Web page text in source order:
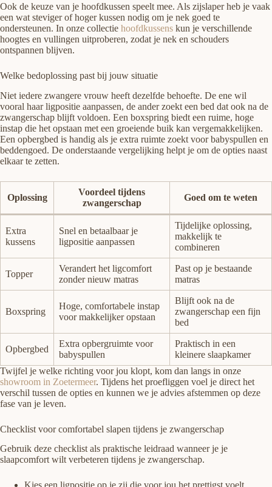
Ook de keuze van je hoofdkussen speelt mee. Als zijslaper heb je vaak
een wat steviger of hoger kussen nodig om je nek goed te
ondersteunen. In onze collectie hoofdkussens kun je verschillende
hoogtes en vullingen uitproberen, zodat je nek en schouders
ontspannen blijven.
Welke bedoplossing past bij jouw situatie
Niet iedere zwangere vrouw heeft dezelfde behoefte. De ene wil
vooral haar ligpositie aanpassen, de ander zoekt een bed dat ook na de
zwangerschap blijft voldoen. Een boxspring biedt een ruime, hoge
instap die het opstaan met een groeiende buik kan vergemakkelijken.
Een opbergbed is handig als je extra ruimte zoekt voor babyspullen en
beddengoed. De onderstaande vergelijking helpt je om de opties naast
elkaar te zetten.
Oplossing
Voordeel tijdens
zwangerschap
Goed om te weten
Extra
kussens
Snel en betaalbaar je
ligpositie aanpassen
Tijdelijke oplossing,
makkelijk te
combineren
Topper
Verandert het ligcomfort
zonder nieuw matras
Past op je bestaande
matras
Boxspring
Hoge, comfortabele instap
voor makkelijker opstaan
Blijft ook na de
zwangerschap een fijn
bed
Opbergbed
Extra opbergruimte voor
babyspullen
Praktisch in een
kleinere slaapkamer
Twijfel je welke richting voor jou klopt, kom dan langs in onze
showroom in Zoetermeer. Tijdens het proefliggen voel je direct het
verschil tussen de opties en kunnen we je advies afstemmen op deze
fase van je leven.
Checklist voor comfortabel slapen tijdens je zwangerschap
Gebruik deze checklist als praktische leidraad wanneer je je
slaapcomfort wilt verbeteren tijdens je zwangerschap.